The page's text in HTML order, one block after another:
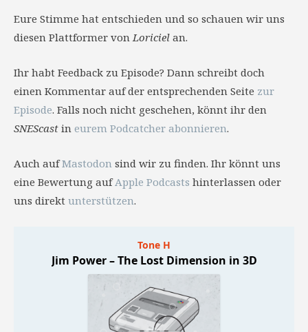
Eure Stimme hat entschieden und so schauen wir uns
diesen Plattformer vonLoriciel an.
Ihr habt Feedback zu Episode? Dann schreibt doch
einen Kommentar auf der entsprechenden Seite zur
Episode. Falls noch nicht geschehen, könnt ihr den
SNEScast in eurem Podcatcher abonnieren.
Auch aufMastodon sind wir zu finden. Ihr könnt uns
eine Bewertung aufApple Podcasts hinterlassen oder
uns direkt unterstützen.